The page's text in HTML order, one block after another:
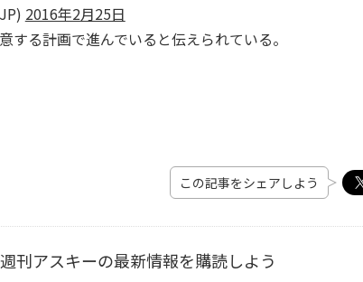
2016年2月25日
る計画で進んでいると伝えられている。
この記事をシェアしよう
週刊アスキーの最新情報を購読しよう